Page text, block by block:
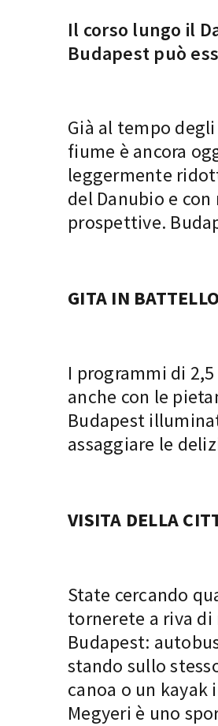
Il corso lungo il
Budapest può
Già al tempo
fiume è ancora
leggermente
del Danubio e
prospettive.
GITA IN
I programmi di
anche con le
Budapest
assaggiare le
VISITA DELLA
State cercando
tornerete a riva
Budapest:
stando sullo
canoa o un kayak
Megyeri è uno